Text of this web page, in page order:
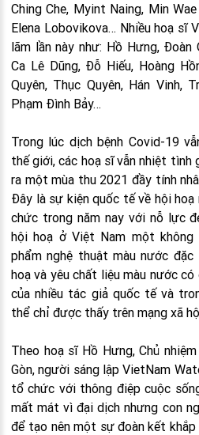
Ching Che, Myint Naing, Min
Elena Lobovikova… Nhiều hoạ sĩ
lãm lần này như: Hồ Hưng, Đoàn
Ca Lê Dũng, Đỗ Hiếu, Hoàng
Quyên, Thục Quyên, Hán Vinh,
Phạm Đình Bảy…
Trong lúc dịch bệnh Covid-19
thế giới, các hoạ sĩ vẫn nhiệt tình
ra một mùa thu 2021 đầy tính
Đây là sự kiện quốc tế về hội
chức trong năm nay với nỗ lực
hội hoạ ở Việt Nam một
phẩm nghệ thuật màu nước
hoạ và yêu chất liệu màu nước
của nhiều tác giả quốc tế và
thể chỉ được thấy trên mạng xã
Theo hoạ sĩ Hồ Hưng, Chủ
Gòn, người sáng lập VietNam
tổ chức với thông điệp cuộc
mất mát vì đại dịch nhưng con
để tạo nên một sự đoàn kết